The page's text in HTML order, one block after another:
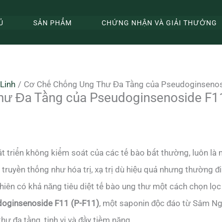
SẢN PHẨM CHỨNG NHẬN VÀ GIẢI THƯỞNG
Cơ Chế Chống Ung Thư Đa Tầng của
Đa Tầng của Pseudoginsenoside
triển không kiểm soát của các tế bào bất thường, luôn
thống như hóa trị, xạ trị dù hiệu quả nhưng thường
có khả năng tiêu diệt tế bào ung thư một cách chọn
F11 (P-F11), một saponin độc đáo từ Sâm
đa tầng, tinh vi và đầy tiềm năng.